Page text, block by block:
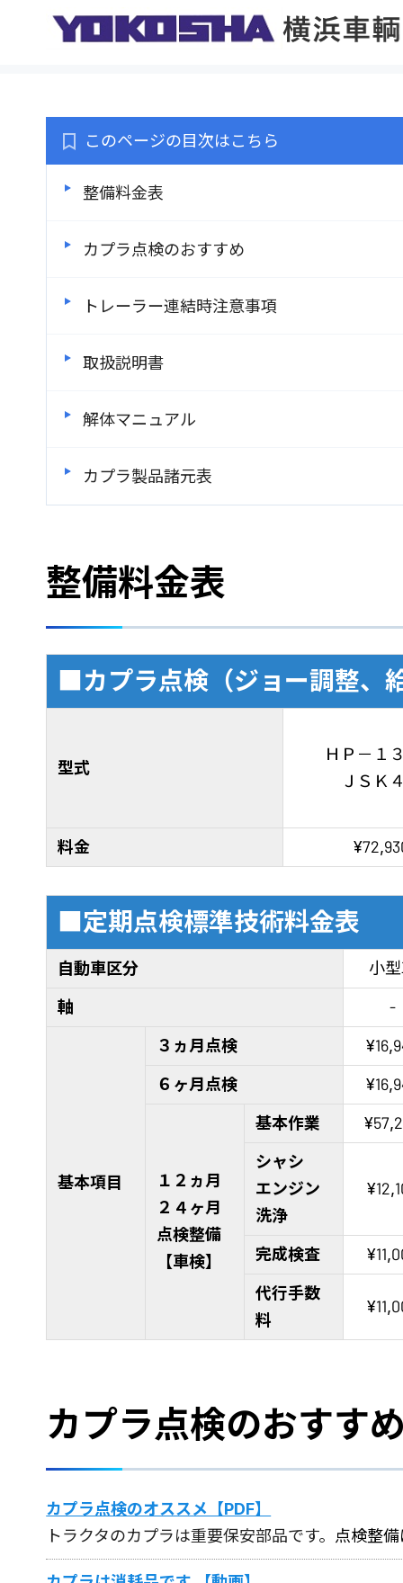
このページの目次はこちら
整備料金表
カプラ点検のおすすめ
トレーラー連結時注意事項
取扱説明書
解体マニュアル
カプラ製品諸元表
整備料金表
■カプラ点検（ジョー調整、
型式
ＨＰ－１
ＪＳＫ
料金
■定期点検標準技術料金表
自動車区分 小
軸 -
基本項目
３ヵ月点検
６ヶ月点検
１２ヵ月
２４ヶ月
点検整備
【車検】
基本作業
シャシ
エンジン
洗浄
完成検査
代行手数
料
カプラ点検のおすす
カプラ点検のオススメ【PDF】
トラクタのカプラは重要保安部品です。 点検整